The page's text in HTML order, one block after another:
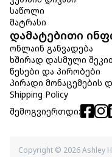
საწოლი
მატრასი
დამატებითი
ონლაინ განვადება
ხშირად დასმული
წესები და პირობები
პირადი მონაცემების
Shipping Policy
შემოგვიერთდი:
Copyright © 2026